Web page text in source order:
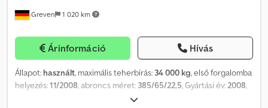
Greven 1 020 km
Árinformáció Hívás
Állapot: használt, maximális teherbírás: 34 000 kg, első forgalomba
helyezés:11/2008, abroncs méret: 385/65/22,5, Gyártási év:2008,
Megtekintés kizárólag előzetes időpont-egyeztetés alapján Belső